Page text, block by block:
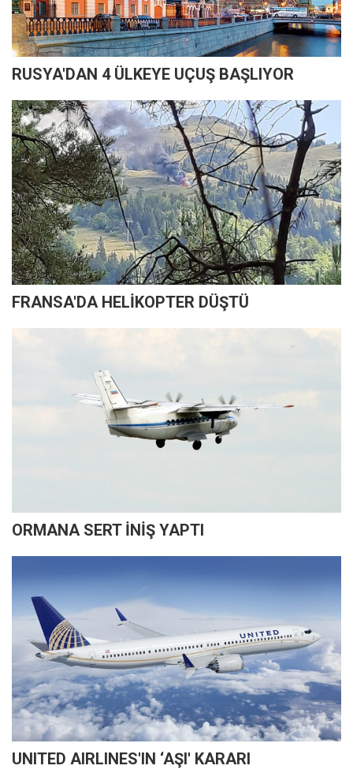
RUSYA'DAN 4 ÜLKEYE UÇUŞ BAŞLIYOR
FRANSA'DA HELİKOPTER DÜŞTÜ
ORMANA SERT İNİŞ YAPTI
UNITED AIRLINES'IN ‘AŞI' KARARI